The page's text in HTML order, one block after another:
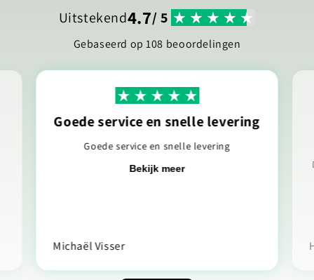
Uitstekend4.7/ 5
Gebaseerd op 108 beoordelingen
Goede service en snelle levering
Goede service en snelle levering
Bekijk meer
Michaël Visser